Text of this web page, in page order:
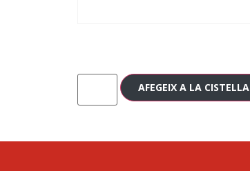
AFEGEIX A LA CISTELLA